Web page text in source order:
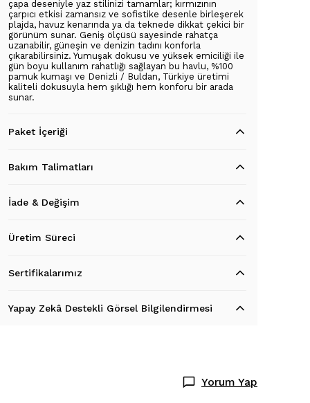
çapa deseniyle yaz stilinizi tamamlar; kırmızının
çarpıcı etkisi zamansız ve sofistike desenle birleşerek
plajda, havuz kenarında ya da teknede dikkat çekici bir
görünüm sunar. Geniş ölçüsü sayesinde rahatça
uzanabilir, güneşin ve denizin tadını konforla
çıkarabilirsiniz. Yumuşak dokusu ve yüksek emiciliği ile
gün boyu kullanım rahatlığı sağlayan bu havlu, %100
pamuk kumaşı ve Denizli / Buldan, Türkiye üretimi
kaliteli dokusuyla hem şıklığı hem konforu bir arada
sunar.
Paket İçeriği
Bakım Talimatları
İade & Değişim
Üretim Süreci
Sertifikalarımız
Yapay Zekâ Destekli Görsel Bilgilendirmesi
Yorum Yap